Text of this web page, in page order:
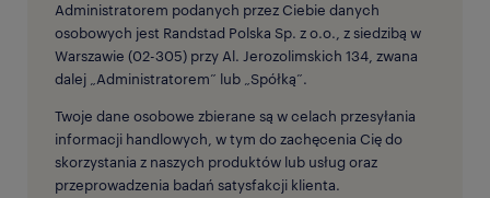
Administratorem podanych przez Ciebie danych
osobowych jest Randstad Polska Sp. z o.o., z siedzibą w
Warszawie (02-305) przy Al. Jerozolimskich 134, zwana
dalej „Administratorem” lub „Spółką”.
Twoje dane osobowe zbierane są w celach przesyłania
informacji handlowych, w tym do zachęcenia Cię do
skorzystania z naszych produktów lub usług oraz
przeprowadzenia badań satysfakcji klienta.